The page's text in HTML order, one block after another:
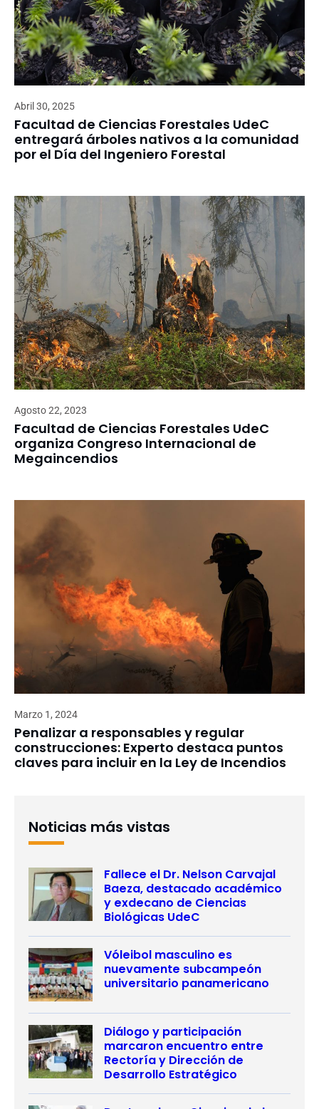
Abril 30, 2025
Facultad de Ciencias Forestales UdeC
entregará árboles nativos a la comunidad
por el Día del Ingeniero Forestal
Agosto 22, 2023
Facultad de Ciencias Forestales UdeC
organiza Congreso Internacional de
Megaincendios
Marzo 1, 2024
Penalizar a responsables y regular
construcciones: Experto destaca puntos
claves para incluir en la Ley de Incendios
Noticias más vistas
Fallece el Dr. Nelson Carvajal
Baeza, destacado académico
y exdecano de Ciencias
Biológicas UdeC
Vóleibol masculino es
nuevamente subcampeón
universitario panamericano
Diálogo y participación
marcaron encuentro entre
Rectoría y Dirección de
Desarrollo Estratégico